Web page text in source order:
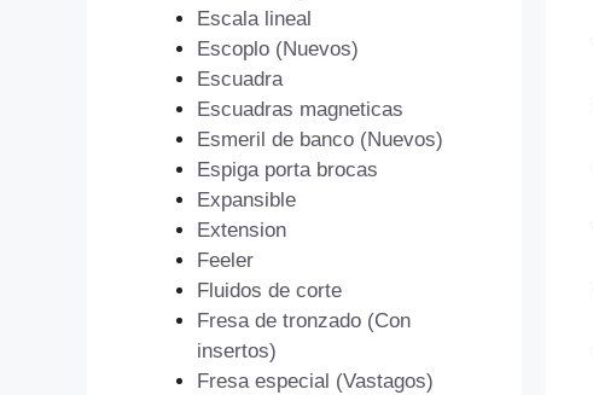
Escala lineal
Escoplo (Nuevos)
Escuadra
Escuadras magneticas
Esmeril de banco (Nuevos)
Espiga porta brocas
Expansible
Extension
Feeler
Fluidos de corte
Fresa de tronzado (Con
insertos)
Fresa especial (Vastagos)